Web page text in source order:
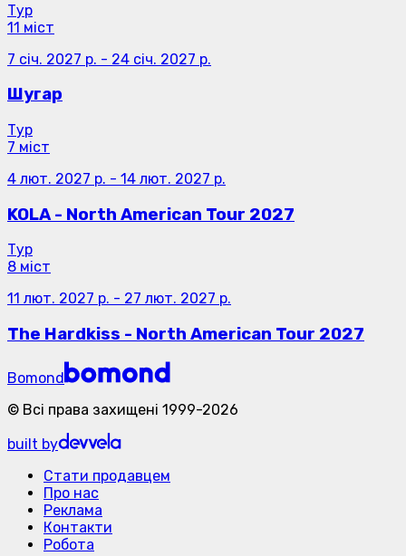
Тур
11 міст
7 січ. 2027 р. - 24 січ. 2027 р.
Шугар
Тур
7 міст
4 лют. 2027 р. - 14 лют. 2027 р.
KOLA - North American Tour 2027
Тур
8 міст
11 лют. 2027 р. - 27 лют. 2027 р.
The Hardkiss - North American Tour 2027
Bomond
© Всі права захищені 1999-2026
built by
Стати продавцем
Про нас
Реклама
Контакти
Робота